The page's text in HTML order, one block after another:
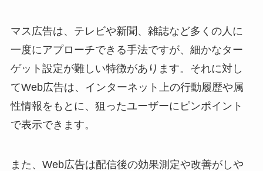
マス広告は、テレビや新聞、雑誌など多くの人に
一度にアプローチできる手法ですが、細かなター
ゲット設定が難しい特徴があります。それに対し
てWeb広告は、インターネット上の行動履歴や属
性情報をもとに、狙ったユーザーにピンポイント
で表示できます。
また、Web広告は配信後の効果測定や改善がしや